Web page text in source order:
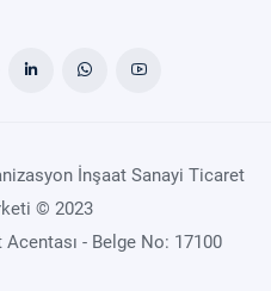
İnşaat Sanayi Ticaret
© 2023
Acentası - Belge No: 17100